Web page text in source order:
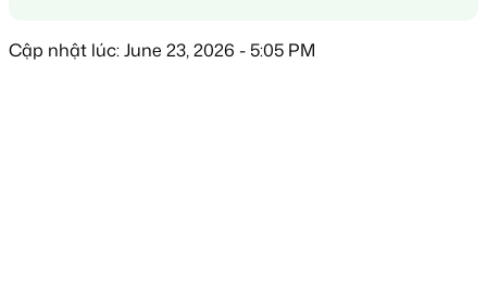
Cập nhật lúc: June 23, 2026 - 5:05 PM